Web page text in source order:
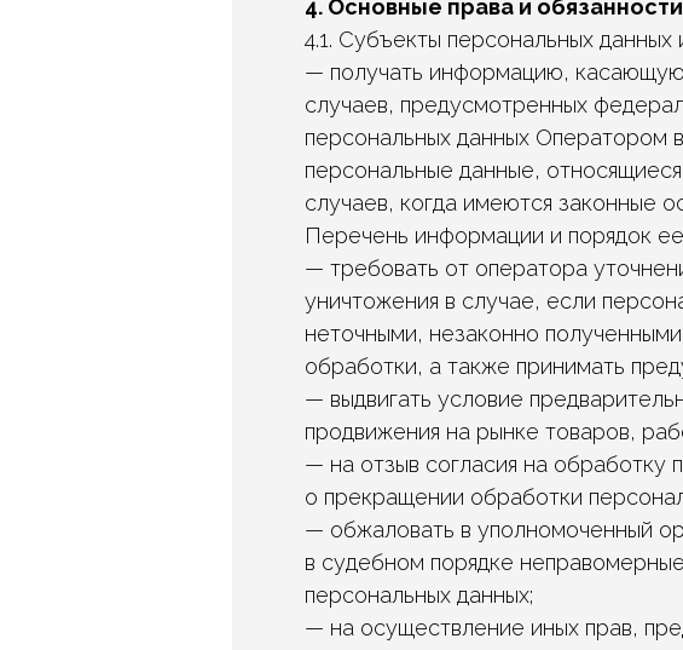
4. Основные права и
4.1. Субъекты персональных данных
— получать информацию,
случаев, предусмотренных
персональных данных Оператором
персональные данные,
случаев, когда имеются законные
Перечень информации и порядок
— требовать от оператора
уничтожения в случае, если
неточными, незаконно
обработки, а также принимать
— выдвигать условие
продвижения на рынке товаров,
— на отзыв согласия на обработку
о прекращении обработки
— обжаловать в уполномоченный
в судебном порядке
персональных данных;
— на осуществление иных прав,